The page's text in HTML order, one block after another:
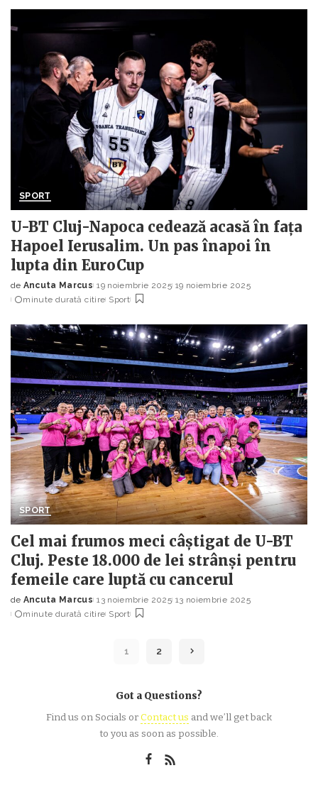
SPORT
U-BT Cluj-Napoca cedează acasă în fața
Hapoel Ierusalim. Un pas înapoi în
lupta din EuroCup
Posted
by
de Ancuta Marcus 19 noiembrie 2025 19 noiembrie 2025
minute durată citire Sport
SPORT
Cel mai frumos meci câștigat de U-BT
Cluj. Peste 18.000 de lei strânși pentru
femeile care luptă cu cancerul
Posted
by
de Ancuta Marcus 13 noiembrie 2025 13 noiembrie 2025
minute durată citire Sport
1 2
Got a Questions?
Find us on Socials orContact us and we’ll get back
to you as soon as possible.